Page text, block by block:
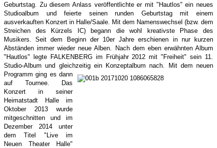
Geburtstag. Zu diesem Anlass veröffentlichte er mit "Hautlos" ein neues
Studioalbum und feierte seinen runden Geburtstag mit einem
ausverkauften Konzert in Halle/Saale.
Mit dem Namenswechsel (bzw. dem
Streichen des Kürzels IC) begann die wohl kreativste Phase des
Musikers. Seit dem Beginn der 10er Jahre erschienen in nur kurzen
Abständen immer wieder neue Alben. Nach dem eben erwähnten Album
"Hautlos" legte FALKENBERG im Frühjahr 2012 mit "Freiheit" sein 11.
Studio-Album und gleichzeitig ein Konzeptalbum nach.
Mit dem neuen
Programm ging es dann
auf Tournee. Das
Konzert in seiner
Heimatstadt Halle im
Oktober 2013 wurde
mitgeschnitten und im
Dezember 2014 unter
dem Titel "Live im
Neuen Theater Halle"